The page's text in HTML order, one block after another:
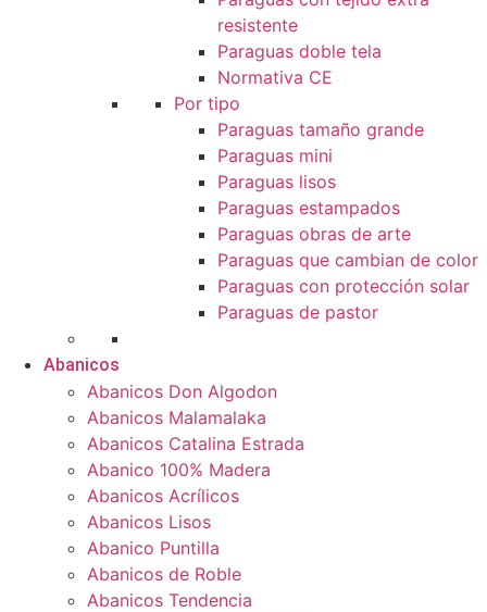
resistente
Paraguas doble tela
Normativa CE
Por tipo
Paraguas tamaño grande
Paraguas mini
Paraguas lisos
Paraguas estampados
Paraguas obras de arte
Paraguas que cambian de color
Paraguas con protección solar
Paraguas de pastor
Abanicos
Abanicos Don Algodon
Abanicos Malamalaka
Abanicos Catalina Estrada
Abanico 100% Madera
Abanicos Acrílicos
Abanicos Lisos
Abanico Puntilla
Abanicos de Roble
Abanicos Tendencia